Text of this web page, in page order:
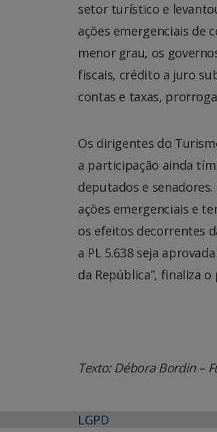
setor turístico e
ações emergenciais de
menor grau, os
fiscais, crédito a juro
contas e taxas,
Os dirigentes do
a participação ainda
deputados e
ações emergenciais e
os efeitos decorrentes
a PL 5.638 seja
da República”, finaliza
Texto: Débora Bordin –
LGPD